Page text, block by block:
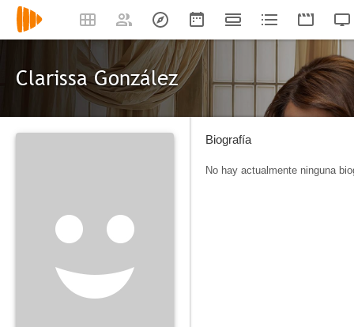
Clarissa González
Biografía
No hay actualmente ninguna